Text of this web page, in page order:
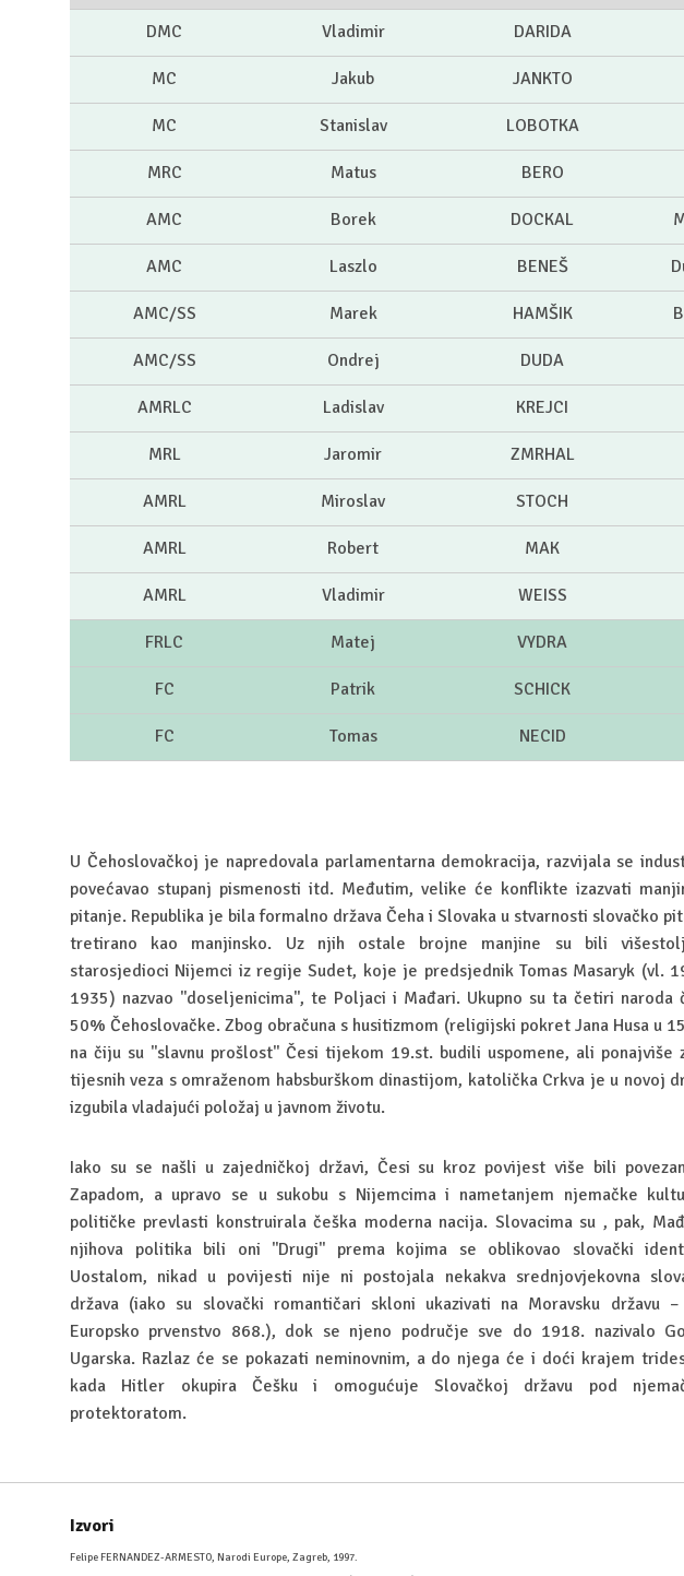
DMC Vladimir DARIDA
MC Jakub JANKTO
MC Stanislav LOBOTKA
MRC Matus BERO
AMC Borek DOCKAL
AMC Laszlo BENEŠ
AMC/SS Marek HAMŠIK
AMC/SS Ondrej DUDA
AMRLC Ladislav KREJCI
MRL Jaromir ZMRHAL
AMRL Miroslav STOCH
AMRL Robert MAK
AMRL Vladimir WEISS
FRLC Matej VYDRA
FC Patrik SCHICK
FC Tomas NECID
U Čehoslovačkoj je napredovala parlamentarna demokracija, razvijala se
povećavao stupanj pismenosti itd. Međutim, velike će konflikte izazvati
pitanje. Republika je bila formalno država Čeha i Slovaka u stvarnosti slovačko
tretirano kao manjinsko. Uz njih ostale brojne manjine su bili
starosjedioci Nijemci iz regije Sudet, koje je predsjednik Tomas Masaryk (vl.
1935) nazvao ''doseljenicima'', te Poljaci i Mađari. Ukupno su ta četiri naroda
50% Čehoslovačke. Zbog obračuna s husitizmom (religijski pokret Jana Husa u
na čiju su ''slavnu prošlost'' Česi tijekom 19.st. budili uspomene, ali ponajviše
tijesnih veza s omraženom habsburškom dinastijom, katolička Crkva je u novoj
izgubila vladajući položaj u javnom životu.
Iako su se našli u zajedničkoj državi, Česi su kroz povijest više bili
Zapadom, a upravo se u sukobu s Nijemcima i nametanjem njemačke
političke prevlasti konstruirala češka moderna nacija. Slovacima su , pak,
njihova politika bili oni ''Drugi'' prema kojima se oblikovao slovački
Uostalom, nikad u povijesti nije ni postojala nekakva srednjovjekovna
država (iako su slovački romantičari skloni ukazivati na Moravsku državu
Europsko prvenstvo 868.), dok se njeno područje sve do 1918. nazivalo
Ugarska. Razlaz će se pokazati neminovnim, a do njega će i doći krajem
kada Hitler okupira Češku i omogućuje Slovačkoj državu pod
protektoratom.
Izvori
Felipe FERNANDEZ-ARMESTO, Narodi Europe, Zagreb, 1997.